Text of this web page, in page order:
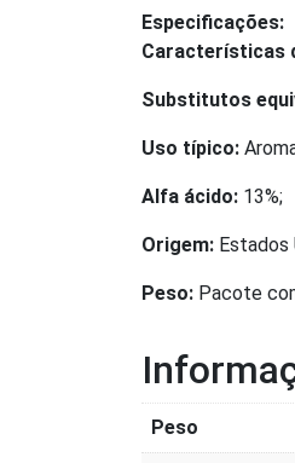
Especificações:
Características
Substitutos
Uso típico:
Alfa ácido: 13%;
Origem: Estados
Peso: Pacote
Peso